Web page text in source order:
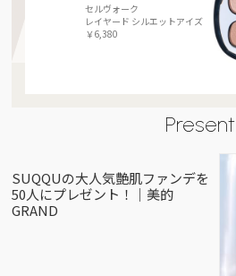
セルヴォーク
レイヤード シルエットアイズ
￥6,380
Present
SUQQUの大人気艶肌ファンデを
50人にプレゼント！｜美的
GRAND